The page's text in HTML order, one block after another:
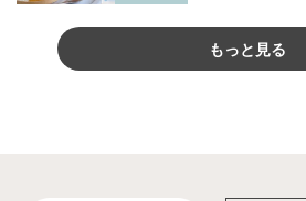
もっと見る